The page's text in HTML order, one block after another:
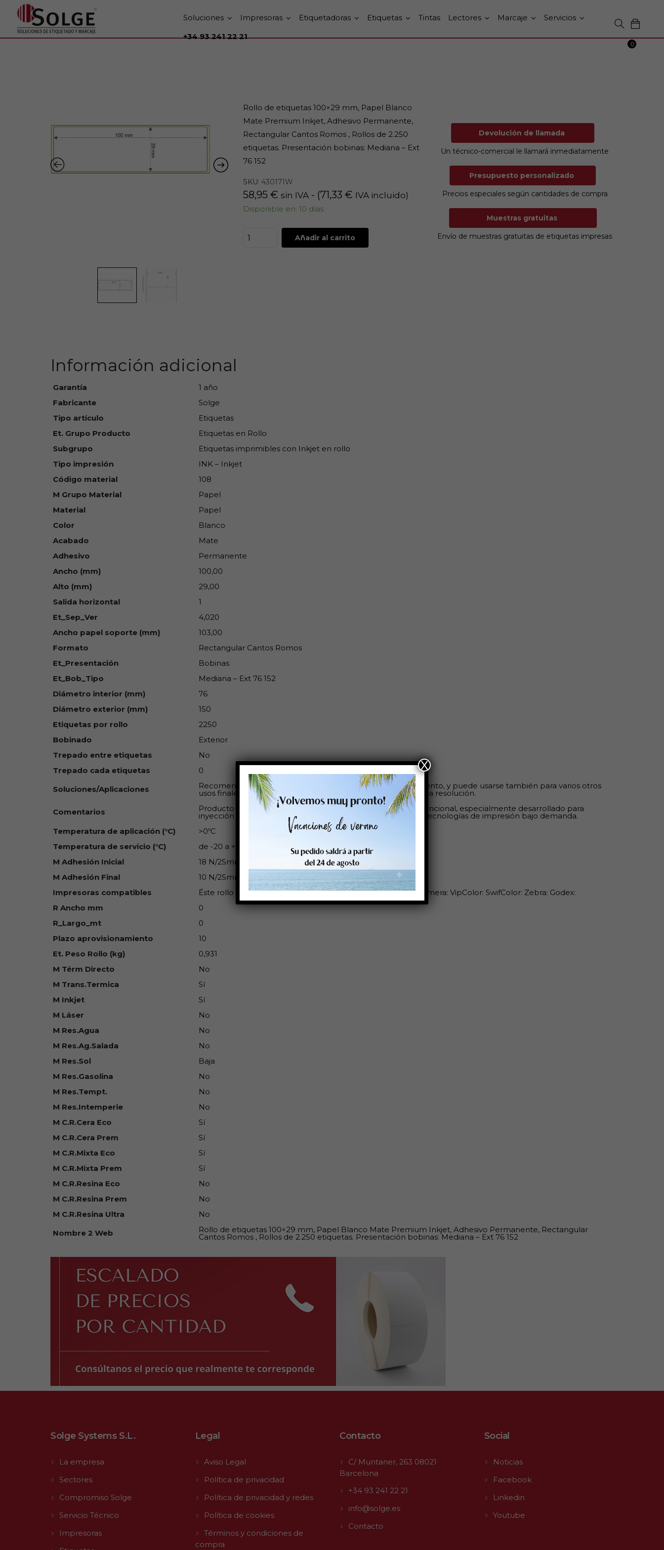
Soluciones Impresoras Etiquetadoras Etiquetas Tintas Lectores Marcaje Servicios
+34 93 241 22 21
0
Rollo de etiquetas 100×29 mm, Papel Blanco
Mate Premium Inkjet, Adhesivo Permanente,
Rectangular Cantos Romos , Rollos de 2.250
etiquetas. Presentación bobinas: Mediana – Ext
76 152
SKU: 430171W
58,95 € sin IVA - (71,33 € IVA incluido)
Disponible en: 10 días
Añadir al carrito
Devolución de llamada
Un técnico-comercial le llamará inmediatamente
Presupuesto personalizado
Precios especiales según cantidades de compra
Muestras gratuitas
Envío de muestras gratuitas de etiquetas impresas
Información adicional
Garantía
1 año
Fabricante
Solge
Tipo artículo
Etiquetas
Et. Grupo Producto
Etiquetas en Rollo
Subgrupo
Etiquetas imprimibles con Inkjet en rollo
Tipo impresión
INK – Inkjet
Código material
108
M Grupo Material
Papel
Material
Papel
Color
Blanco
Acabado
Mate
Adhesivo
Permanente
Ancho (mm)
100,00
Alto (mm)
29,00
Salida horizontal
1
Et_Sep_Ver
4,020
Ancho papel soporte (mm)
103,00
Formato
Rectangular Cantos Romos
Et_Presentación
Bobinas
Et_Bob_Tipo
Mediana – Ext 76 152
Diámetro interior (mm)
76
Diámetro exterior (mm)
150
Etiquetas por rollo
2250
Bobinado
Exterior
Trepado entre etiquetas
No
Trepado cada etiquetas
0
Soluciones/Aplicaciones
Recomendado para aplicaciones logísticas y de almacenamiento, y puede usarse también para varios otros
usos finales que no requieren una calidad de impresión de alta resolución.
Comentarios
Producto diseñado para el etiquetado de información multifuncional, especialmente desarrollado para
inyección de tinta (tanto eb negro, como multicolor) y láser, tecnologías de impresión bajo demanda.
Temperatura de aplicación (°C)
>0ºC
Temperatura de servicio (°C)
de -20 a + 80ºC
M Adhesión Inicial
18 N/25mm
M Adhesión Final
10 N/25mm
Impresoras compatibles
Éste rollo es compatible con: Cab: Epson Colorwork: Sato: Primera: VipColor: SwifColor: Zebra: Godex:
R Ancho mm
0
R_Largo_mt
0
Plazo aprovisionamiento
10
Et. Peso Rollo (kg)
0,931
M Térm Directo
No
M Trans.Termica
Sí
M Inkjet
Sí
M Láser
No
M Res.Agua
No
M Res.Ag.Salada
No
M Res.Sol
Baja
M Res.Gasolina
No
M Res.Tempt.
No
M Res.Intemperie
No
M C.R.Cera Eco
Sí
M C.R.Cera Prem
Sí
M C.R.Mixta Eco
Sí
M C.R.Mixta Prem
Sí
M C.R.Resina Eco
No
M C.R.Resina Prem
No
M C.R.Resina Ultra
No
Nombre 2 Web
Rollo de etiquetas 100×29 mm, Papel Blanco Mate Premium Inkjet, Adhesivo Permanente, Rectangular
Cantos Romos , Rollos de 2.250 etiquetas. Presentación bobinas: Mediana – Ext 76 152
Solge Systems S.L.
La empresa
Sectores
Compromiso Solge
Servicio Técnico
Impresoras
Legal
Aviso Legal
Política de privacidad
Política de privacidad y redes
Política de cookies
Términos y condiciones de
compra
Contacto
C/ Muntaner, 263 08021
Barcelona
+34 93 241 22 21
info@solge.es
Contacto
Social
Noticias
Facebook
Linkedin
Youtube
X